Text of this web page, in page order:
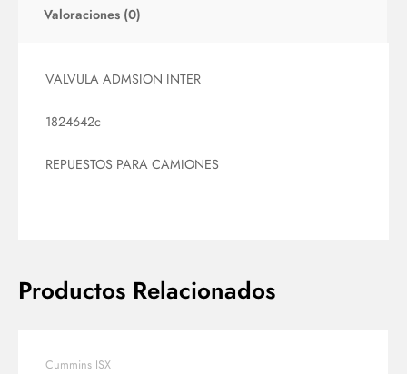
Valoraciones (0)
VALVULA ADMSION INTER
1824642c
REPUESTOS PARA CAMIONES
Productos Relacionados
Cummins ISX